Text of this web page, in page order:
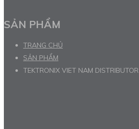
SẢN PHẨM
TRANG CHỦ
SẢN PHẨM
TEKTRONIX VIET NAM DISTRIBUTOR